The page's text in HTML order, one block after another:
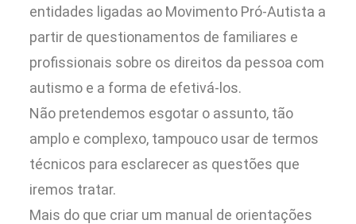
entidades ligadas ao Movimento Pró-Autista a
partir de questionamentos de familiares e
profissionais sobre os direitos da pessoa com
autismo e a forma de efetivá-los.
Não pretendemos esgotar o assunto, tão
amplo e complexo, tampouco usar de termos
técnicos para esclarecer as questões que
iremos tratar.
Mais do que criar um manual de orientações